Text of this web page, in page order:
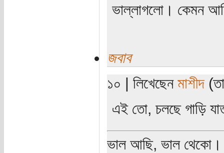
ভাল্লাগলো। কেমন
জবাব
১০ | লিখেছেন মাশীদ
এই তো, চলছে গাড়ি
ভাল আছি, ভাল থেকো।